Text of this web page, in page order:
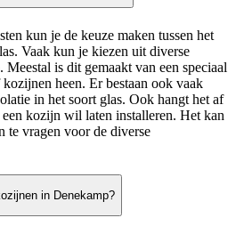
kun je de keuze maken tussen het
Vaak kun je kiezen uit diverse
is dit gemaakt van een speciaal
heen. Er bestaan ook vaak
in het soort glas. Ook hangt het af
kozijn wil laten installeren. Het kan
te vragen voor de diverse
in Denekamp?